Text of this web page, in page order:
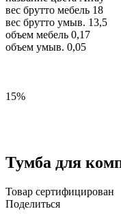
вес брутто мебель 18
вес брутто умыв. 13,5
объем мебель 0,17
объем умыв. 0,05
15%
Тумба для
Товар сертифицирован
Поделиться